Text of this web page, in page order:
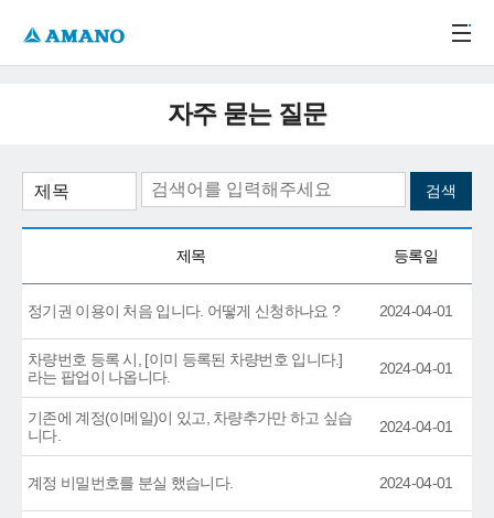
자주 묻는 질문
제목 등록일
정기권 이용이 처음 입니다. 어떻게 신청하나요 ? 2024-04-01
차량번호 등록 시, [이미 등록된 차량번호 입니다.]
라는 팝업이 나옵니다.
2024-04-01
기존에 계정(이메일)이 있고, 차량추가만 하고 싶습
니다.
2024-04-01
계정 비밀번호를 분실 했습니다. 2024-04-01